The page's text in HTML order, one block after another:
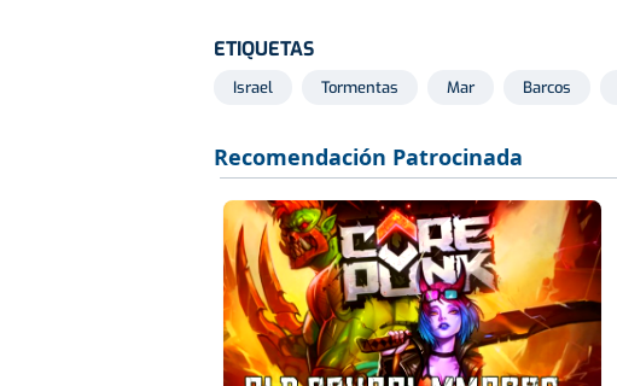
ETIQUETAS
Israel Tormentas Mar Barcos